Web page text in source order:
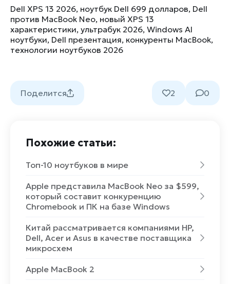
Dell XPS 13 2026, ноутбук Dell 699 долларов, Dell
против MacBook Neo, новый XPS 13
характеристики, ультрабук 2026, Windows AI
ноутбуки, Dell презентация, конкуренты MacBook,
технологии ноутбуков 2026
Поделится 2 0
Похожие статьи:
Топ-10 ноутбуков в мире
Apple представила MacBook Neo за $599,
который составит конкуренцию
Chromebook и ПК на базе Windows
Китай рассматривается компаниями HP,
Dell, Acer и Asus в качестве поставщика
микросхем
Apple MacBook 2